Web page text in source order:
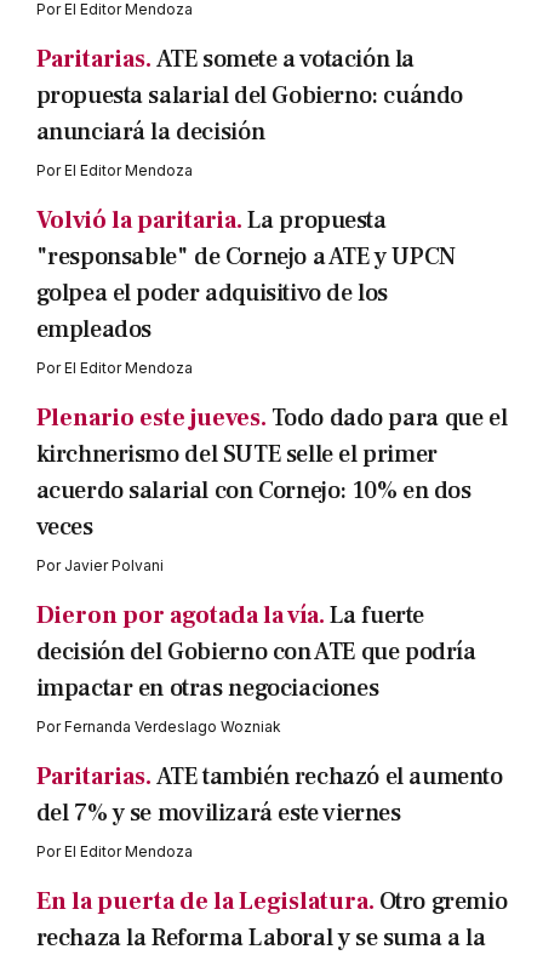
PorEl Editor Mendoza
Paritarias.ATE somete a votación la
propuesta salarial del Gobierno: cuándo
anunciará la decisión
PorEl Editor Mendoza
Volvió la paritaria.La propuesta
"responsable" de Cornejo a ATE y UPCN
golpea el poder adquisitivo de los
empleados
PorEl Editor Mendoza
Plenario este jueves. Todo dado para que el
kirchnerismo del SUTE selle el primer
acuerdo salarial con Cornejo: 10% en dos
veces
Por Javier Polvani
Dieron por agotada la vía.La fuerte
decisión del Gobierno con ATE que podría
impactar en otras negociaciones
PorFernanda Verdeslago Wozniak
Paritarias.ATE también rechazó el aumento
del 7% y se movilizará este viernes
PorEl Editor Mendoza
En la puerta de la Legislatura. Otro gremio
rechaza la Reforma Laboral y se suma a la